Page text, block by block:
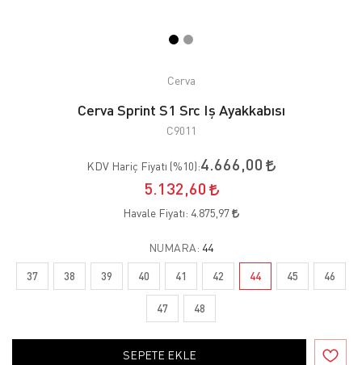
Cerva
Cerva Sprint S1 Src Iş Ayakkabısı
C9011
KDV Hariç Fiyatı (%10):4.666,00
5.132,60
Havale Fiyatı: 4.875,97
NUMARA: 44
37 38 39 40 41 42 44 45 46
47 48
SEPETE EKLE